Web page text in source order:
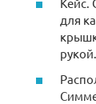
для
рукой.